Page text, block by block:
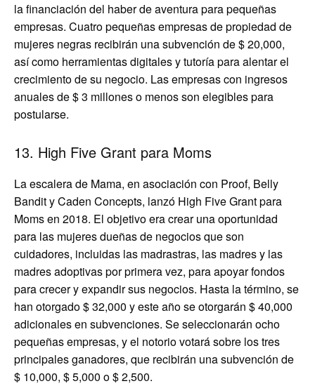
la financiación del haber de aventura para pequeñas
empresas. Cuatro pequeñas empresas de propiedad de
mujeres negras recibirán una subvención de $ 20,000,
así como herramientas digitales y tutoría para alentar el
crecimiento de su negocio. Las empresas con ingresos
anuales de $ 3 millones o menos son elegibles para
postularse.
13. High Five Grant para Moms
La escalera de Mama, en asociación con Proof, Belly
Bandit y Caden Concepts, lanzó High Five Grant para
Moms en 2018. El objetivo era crear una oportunidad
para las mujeres dueñas de negocios que son
cuidadores, incluidas las madrastras, las madres y las
madres adoptivas por primera vez, para apoyar fondos
para crecer y expandir sus negocios. Hasta la término, se
han otorgado $ 32,000 y este año se otorgarán $ 40,000
adicionales en subvenciones. Se seleccionarán ocho
pequeñas empresas, y el notorio votará sobre los tres
principales ganadores, que recibirán una subvención de
$ 10,000, $ 5,000 o $ 2,500.